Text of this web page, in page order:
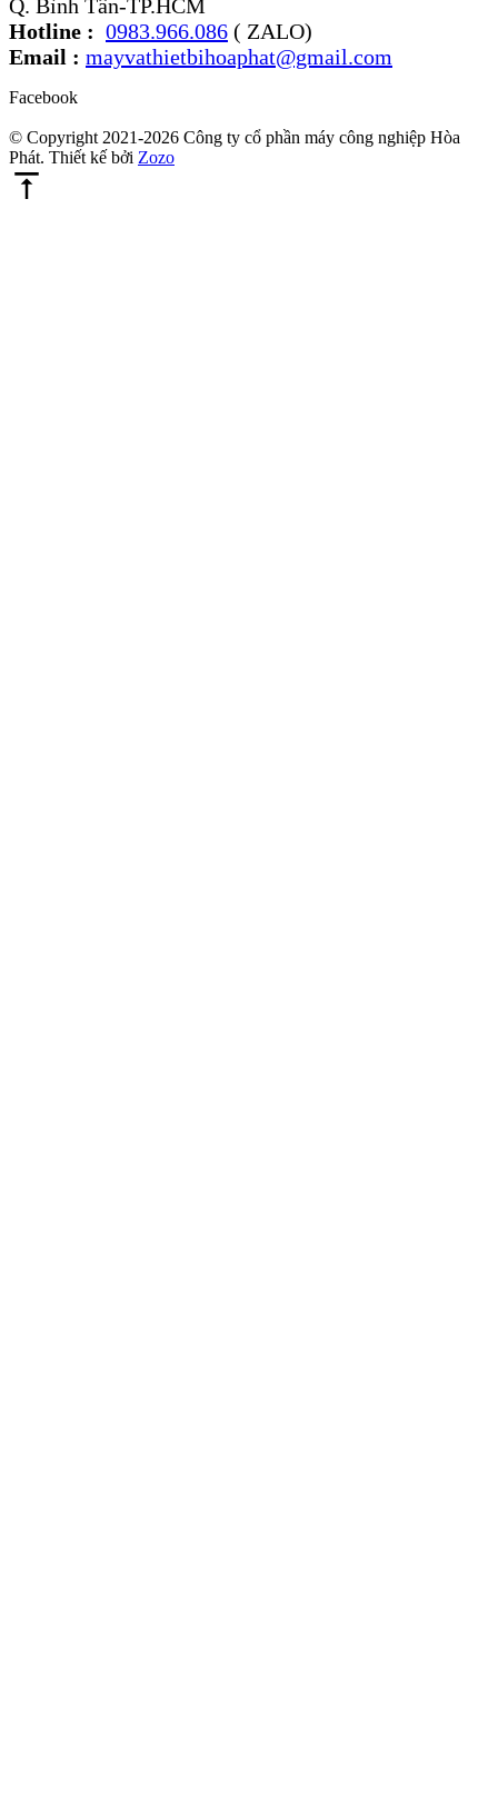
Q. Bình Tân-TP.HCM
Hotline : 0983.966.086 ( ZALO)
Email : mayvathietbihoaphat@gmail.com
Facebook
© Copyright 2021-2026 Công ty cổ phần máy công nghiệp Hòa
Phát. Thiết kế bởi Zozo